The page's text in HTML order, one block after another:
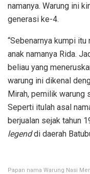
namanya. Warung ini
generasi ke-4.
“Sebenarnya kumpi itu
anak namanya Rida.
beliau yang
warung ini dikenal
Mirah, pemilik warung
Seperti itulah asal
berjualan sejak tahun
legenddi daerah
Papan nama Warung Nasi